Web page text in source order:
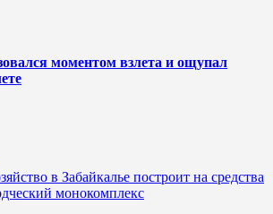
моментом взлета и ощупал
в Забайкалье построит на средства
монокомплекс